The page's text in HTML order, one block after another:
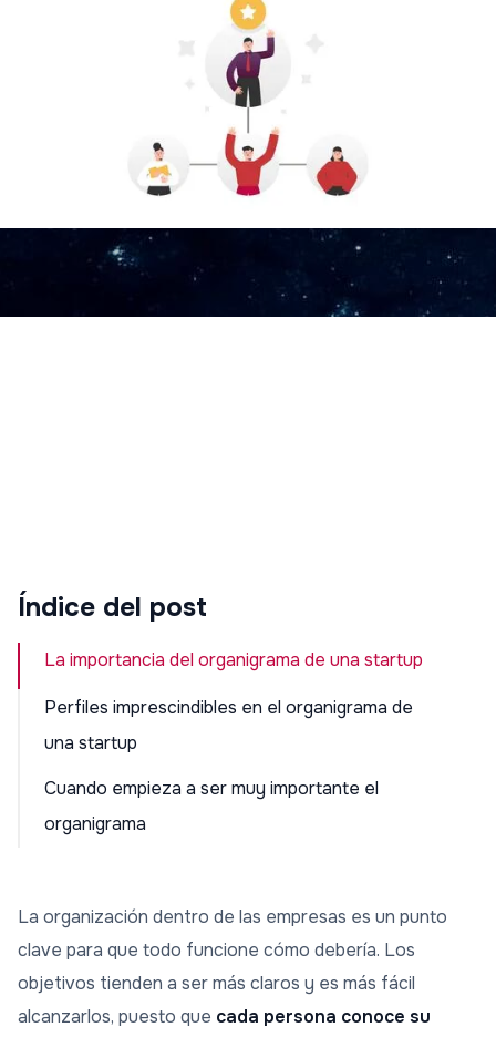
Índice del post
La importancia del organigrama de una startup
Perfiles imprescindibles en el organigrama de
una startup
Cuando empieza a ser muy importante el
organigrama
La organización dentro de las empresas es un punto
clave para que todo funcione cómo debería. Los
objetivos tienden a ser más claros y es más fácil
alcanzarlos, puesto que cada persona conoce su